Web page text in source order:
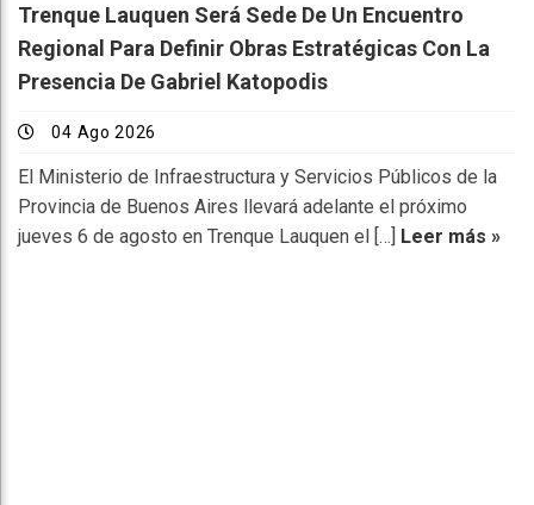
Trenque Lauquen Será Sede De Un Encuentro
Regional Para Definir Obras Estratégicas Con La
Presencia De Gabriel Katopodis
04 Ago 2026
El Ministerio de Infraestructura y Servicios Públicos de la
Provincia de Buenos Aires llevará adelante el próximo
jueves 6 de agosto en Trenque Lauquen el […] Leer más »